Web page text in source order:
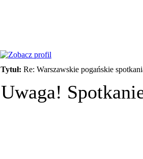
Tytuł: Re: Warszawskie pogańskie
Uwaga!